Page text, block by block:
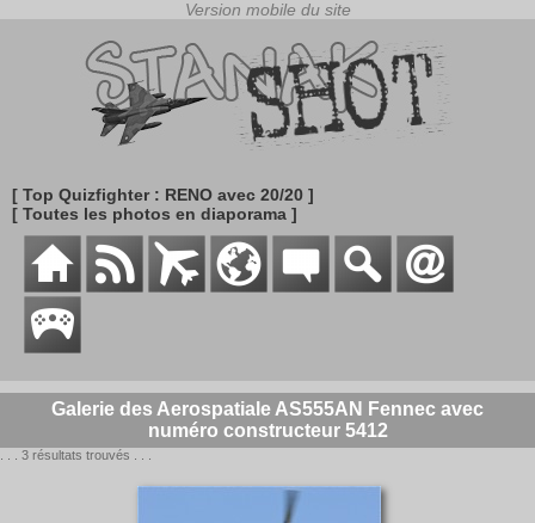
[ Top Quizfighter : RENO avec 20/20 ]
[ Toutes les photos en diaporama ]
Galerie des Aerospatiale AS555AN Fennec avec
numéro constructeur 5412
. . . 3 résultats trouvés . . .